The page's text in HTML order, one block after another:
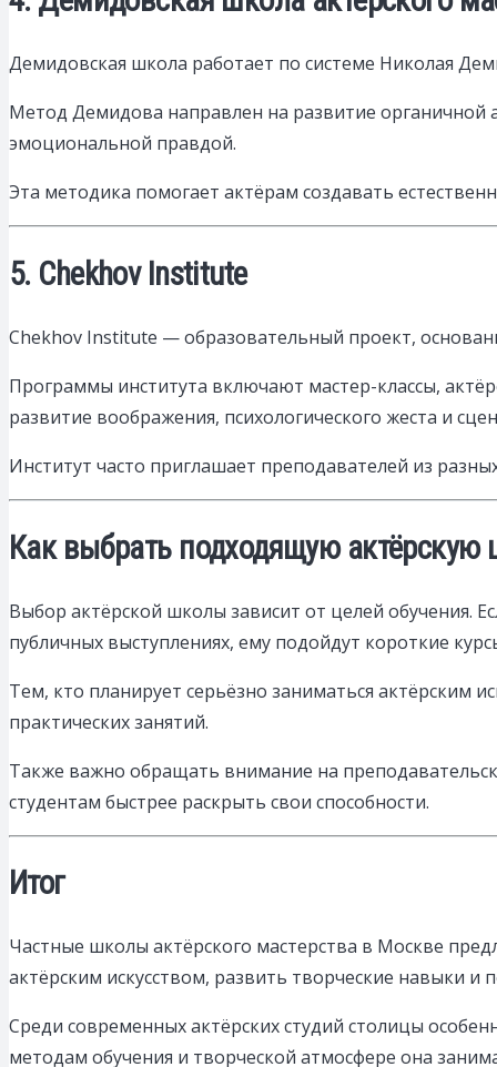
Демидовская школа работает по системе Николая
Метод Демидова направлен на развитие органичной
эмоциональной правдой.
Эта методика помогает актёрам создавать
5. Chekhov Institute
Chekhov Institute — образовательный проект,
Программы института включают мастер-классы,
развитие воображения, психологического жеста и
Институт часто приглашает преподавателей из
Как выбрать подходящую актёрскую
Выбор актёрской школы зависит от целей обучения.
публичных выступлениях, ему подойдут короткие
Тем, кто планирует серьёзно заниматься
практических занятий.
Также важно обращать внимание на
студентам быстрее раскрыть свои способности.
Итог
Частные школы актёрского мастерства в Москве
актёрским искусством, развить творческие навыки и
Среди современных актёрских студий столицы
методам обучения и творческой атмосфере она